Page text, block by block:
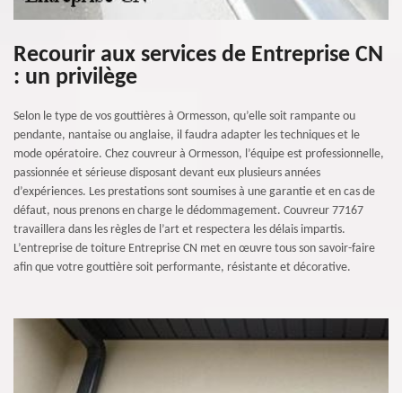
Recourir aux services de Entreprise CN
: un privilège
Selon le type de vos gouttières à Ormesson, qu’elle soit rampante ou
pendante, nantaise ou anglaise, il faudra adapter les techniques et le
mode opératoire. Chez couvreur à Ormesson, l’équipe est professionnelle,
passionnée et sérieuse disposant devant eux plusieurs années
d’expériences. Les prestations sont soumises à une garantie et en cas de
défaut, nous prenons en charge le dédommagement. Couvreur 77167
travaillera dans les règles de l’art et respectera les délais impartis.
L’entreprise de toiture Entreprise CN met en œuvre tous son savoir-faire
afin que votre gouttière soit performante, résistante et décorative.